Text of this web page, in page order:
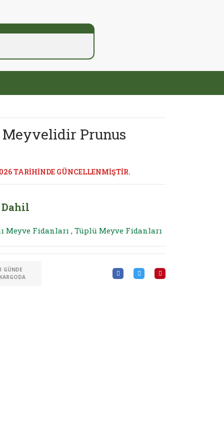
Prunus
TARİHİNDE GÜNCELLENMİŞTİR.
Meyve Fidanları , Tüplü Meyve Fidanları
GÜNDE